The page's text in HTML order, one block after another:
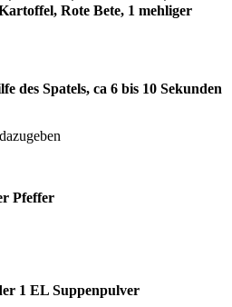
Rote Bete, 1 mehliger
des Spatels, ca 6 bis 10 Sekunden
dazugeben
Pfeffer
1 EL Suppenpulver